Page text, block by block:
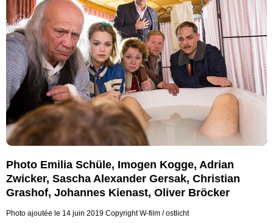
Photo Emilia Schüle, Imogen Kogge, Adrian
Zwicker, Sascha Alexander Gersak, Christian
Grashof, Johannes Kienast, Oliver Bröcker
Photo ajoutée le 14 juin 2019 Copyright W-film / ostlicht